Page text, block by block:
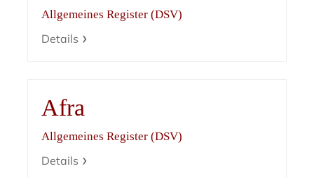
Allgemeines Register (DSV)
Details
Afra
Allgemeines Register (DSV)
Details